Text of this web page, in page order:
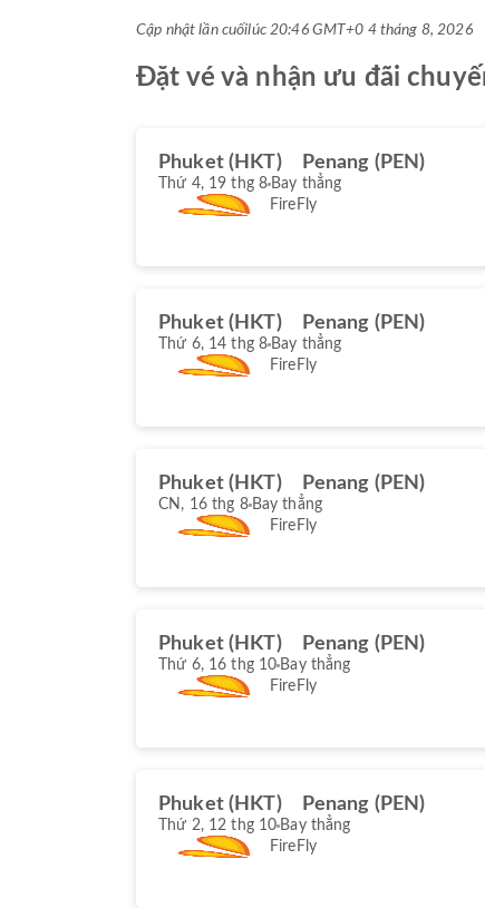
Cập nhật lần cuốilúc 20:46 GMT+0 4 tháng 8, 2026
Đặt vé và nhận ưu đãi
Phuket (HKT) Penang (PEN)
Thứ 4, 19 thg 8 Bay thẳng
FireFly
Phuket (HKT) Penang (PEN)
Thứ 6, 14 thg 8 Bay thẳng
FireFly
Phuket (HKT) Penang (PEN)
CN, 16 thg 8 Bay thẳng
FireFly
Phuket (HKT) Penang (PEN)
Thứ 6, 16 thg 10 Bay thẳng
FireFly
Phuket (HKT) Penang (PEN)
Thứ 2, 12 thg 10 Bay thẳng
FireFly